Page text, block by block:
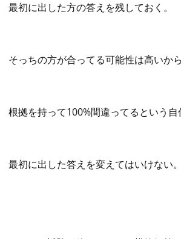
最初に出した方の答えを残しておく。
そっちの方が合ってる可能性は高いから
根拠を持って100%間違ってるという自
最初に出した答えを変えてはいけない。